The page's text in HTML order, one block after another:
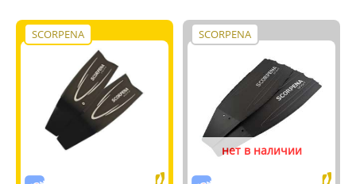
SCORPENA SCORPENA
нет в наличии